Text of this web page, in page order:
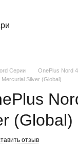
Серии
OnePlus Nord 4
Silver (Global)
(Global)
отзыв